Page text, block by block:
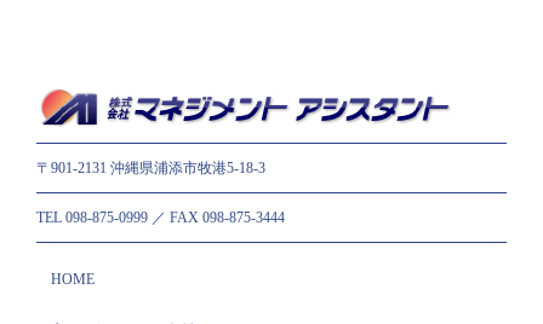
〒901-2131 沖縄県浦添市牧港5-18-3
TEL 098-875-0999 ／ FAX 098-875-3444
HOME